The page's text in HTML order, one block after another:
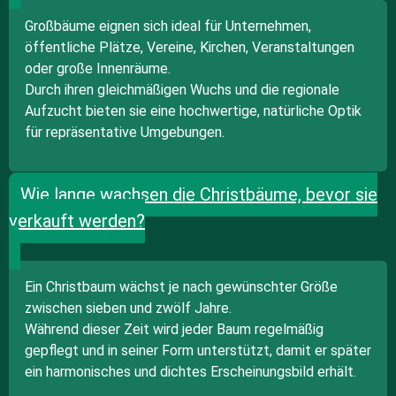
Großbäume eignen sich ideal für Unternehmen,
öffentliche Plätze, Vereine, Kirchen, Veranstaltungen
oder große Innenräume.
Durch ihren gleichmäßigen Wuchs und die regionale
Aufzucht bieten sie eine hochwertige, natürliche Optik
für repräsentative Umgebungen.
Wie lange wachsen die Christbäume, bevor sie
verkauft werden?
Ein Christbaum wächst je nach gewünschter Größe
zwischen sieben und zwölf Jahre.
Während dieser Zeit wird jeder Baum regelmäßig
gepflegt und in seiner Form unterstützt, damit er später
ein harmonisches und dichtes Erscheinungsbild erhält.